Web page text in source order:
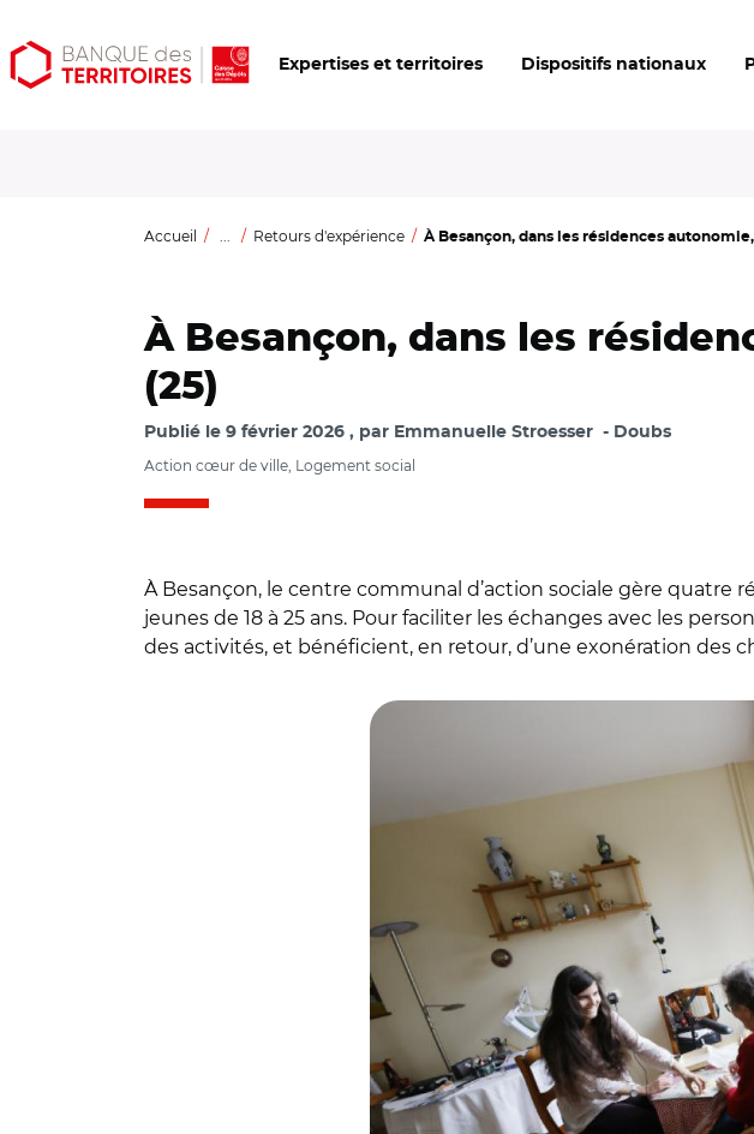
Aller
au
Aller
au
Ouvrir
les
Expertises et territoires Dispositifs nationaux
Accueil ... Retours d'expérience À Besançon, dans les résidences
À Besançon, dans les
(25)
Publié le 9 février 2026 par Emmanuelle Stroesser Doubs
Action cœur de ville, Logement social
À Besançon, le centre communal d’action sociale gère quatre
jeunes de 18 à 25 ans. Pour faciliter les échanges avec les
des activités, et bénéficient, en retour, d’une exonération des